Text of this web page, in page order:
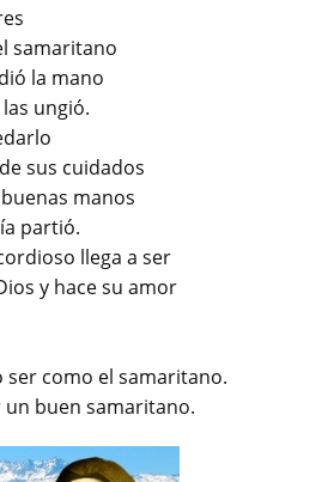
samaritano
la mano
ungió.
sus cuidados
manos
partió.
llega a ser
y hace su amor
ser como el samaritano.
un buen samaritano.